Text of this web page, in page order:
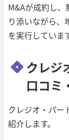
M&Aが成約し
り添いながら、
を実行していま
クレジ
口コミ
クレジオ・パー
紹介します。